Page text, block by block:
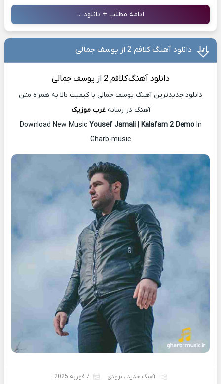
ادامه مطلب + دانلود ...
دانلود آهنگ کلافم 2 از یوسف جمالی
دانلود آهنگکلافم 2 از یوسف جمالی
دانلود جدیدترین آهنگ یوسف جمالی با کیفیت بالا به همراه متن
آهنگ در رسانهغرب موزیک
Download New Music Yousef Jamali| Kalafam 2 DemoIn
Gharb-music
آهنگ جدید ، بزودی 7 فوریه 2025